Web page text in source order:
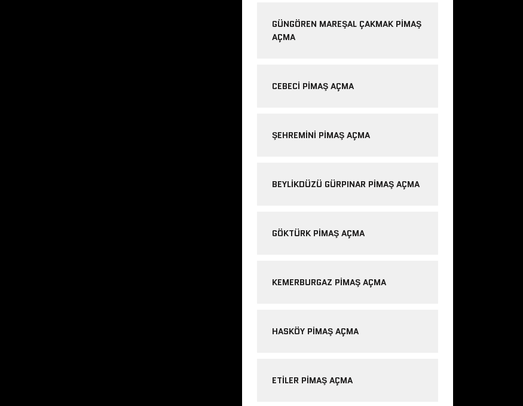
GÜNGÖREN MAREŞAL ÇAKMAK PIMAŞ
AÇMA
CEBECI PIMAŞ AÇMA
ŞEHREMINI PIMAŞ AÇMA
BEYLIKDÜZÜ GÜRPINAR PIMAŞ AÇMA
GÖKTÜRK PIMAŞ AÇMA
KEMERBURGAZ PIMAŞ AÇMA
HASKÖY PIMAŞ AÇMA
ETILER PIMAŞ AÇMA